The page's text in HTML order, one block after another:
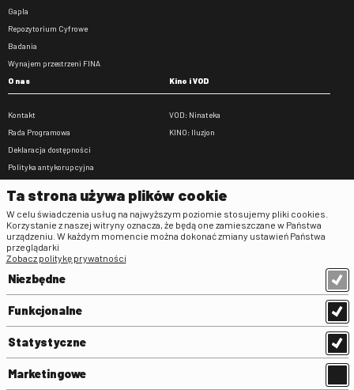
Gapla
Repozytorium Cyfrowe
Badania
Wynajem przestrzeni FINA
O nas
Kontakt
Rada Programowa
Deklaracja dostępności
Polityka antykorupcyjna
Zamówienia publiczne
Praca w FINA
Kino i VOD
VOD: Ninateka
KINO: Iluzjon
Regulaminy
Klauzula informacyjna RODO
Regulamin użytkowania parkingu
Standardy ochrony małoletnich
Regulamin kina Iluzjon
Ta strona używa plików cookie
W celu świadczenia usług na najwyższym poziomie stosujemy pliki cookies.
Korzystanie z naszej witryny oznacza, że będą one zamieszczane w Państwa
urządzeniu. W każdym momencie można dokonać zmiany ustawień Państwa
przeglądarki
Zobacz politykę prywatności
Niezbędne
Funkcjonalne
Statystyczne
Marketingowe